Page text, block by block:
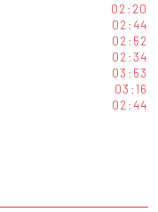
02:20
02:44
02:52
02:34
03:53
03:16
02:44